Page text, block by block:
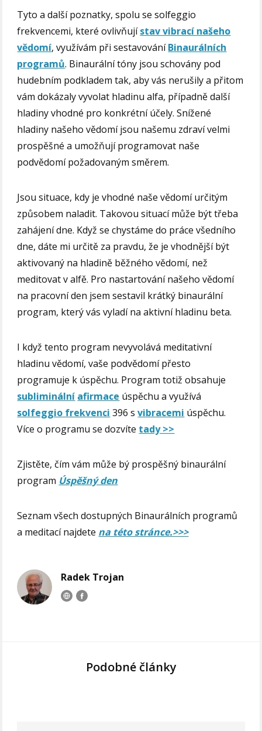
Tyto a další poznatky, spolu se solfeggio
frekvencemi, které ovlivňujístav vibrací našeho
vědomí, využívám při sestavováníBinaurálních
programů. Binaurální tóny jsou schovány pod
hudebním podkladem tak, aby vás nerušily a přitom
vám dokázaly vyvolat hladinu alfa, případně další
hladiny vhodné pro konkrétní účely. Snížené
hladiny našeho vědomí jsou našemu zdraví velmi
prospěšné a umožňují programovat naše
podvědomí požadovaným směrem.
Jsou situace, kdy je vhodné naše vědomí určitým
způsobem naladit. Takovou situací může být třeba
zahájení dne. Když se chystáme do práce všedního
dne, dáte mi určitě za pravdu, že je vhodnější být
aktivovaný na hladině běžného vědomí, než
meditovat v alfě. Pro nastartování našeho vědomí
na pracovní den jsem sestavil krátký binaurální
program, který vás vyladí na aktivní hladinu beta.
I když tento program nevyvolává meditativní
hladinu vědomí, vaše podvědomí přesto
programuje k úspěchu. Program totiž obsahuje
subliminální afirmace úspěchu a využívá
solfeggio frekvenci 396 svibracemi úspěchu.
Více o programu se dozvíte tady >>
Zjistěte, čím vám může bý prospěšný binaurální
program Úspěšný den
Seznam všech dostupných Binaurálních programů
a meditací najdete na této stránce.>>>
Radek Trojan
Podobné články